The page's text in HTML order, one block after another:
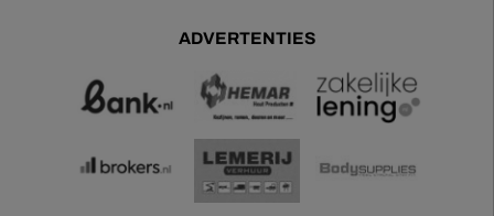
ADVERTENTIES